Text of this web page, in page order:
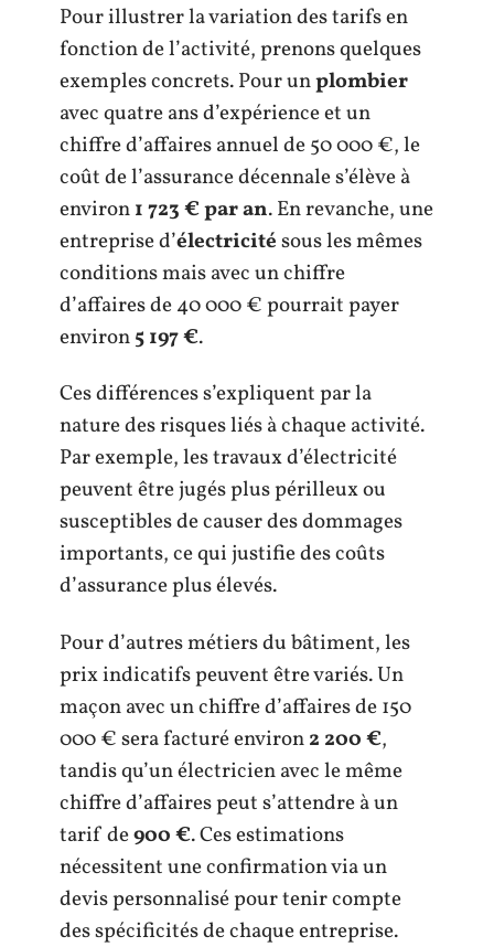
Pour illustrer la variation des tarifs en
fonction de l’activité, prenons quelques
exemples concrets. Pour unplombier
avec quatre ans d’expérience et un
chiffre d’affaires annuel de 50 000 €, le
coût de l’assurance décennale s’élève à
environ1 723 € par an. En revanche, une
entreprise d’électricitésous les mêmes
conditions mais avec un chiffre
d’affaires de 40 000 € pourrait payer
environ5 197 €.
Ces différences s’expliquent par la
nature des risques liés à chaque activité.
Par exemple, les travaux d’électricité
peuvent être jugés plus périlleux ou
susceptibles de causer des dommages
importants, ce qui justifie des coûts
d’assurance plus élevés.
Pour d’autres métiers du bâtiment, les
prix indicatifs peuvent être variés. Un
maçon avec un chiffre d’affaires de 150
000 € sera facturé environ2 200 €,
tandis qu’un électricien avec le même
chiffre d’affaires peut s’attendre à un
tarif de900 €. Ces estimations
nécessitent une confirmation via un
devis personnalisé pour tenir compte
des spécificités de chaque entreprise.